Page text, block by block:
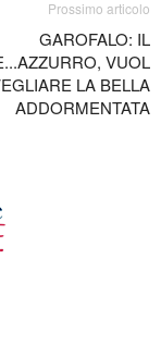
Prossimo articolo
GAROFALO: IL
VUOL
LA BELLA
ADDORMENTATA